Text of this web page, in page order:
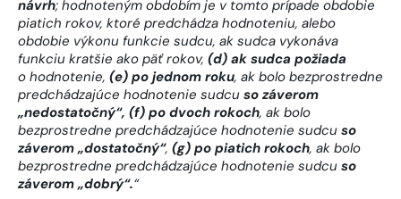
návrh; hodnoteným obdobím je v tomto prípade obdobie
piatich rokov, ktoré predchádza hodnoteniu, alebo
obdobie výkonu funkcie sudcu, ak sudca vykonáva
funkciu kratšie ako päť rokov, (d) ak sudca požiada
o hodnotenie, (e) po jednom roku, ak bolo bezprostredne
predchádzajúce hodnotenie sudcu so záverom
„nedostatočný“, (f) po dvoch rokoch, ak bolo
bezprostredne predchádzajúce hodnotenie sudcu so
záverom „dostatočný“, (g) po piatich rokoch, ak bolo
bezprostredne predchádzajúce hodnotenie sudcu so
záverom „dobrý“.“